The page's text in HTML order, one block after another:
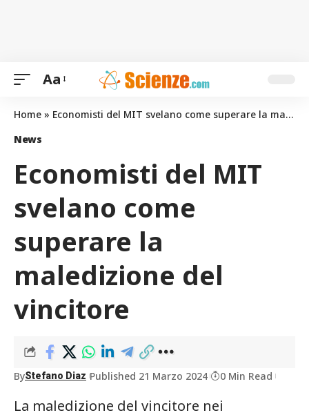
Aa
Home » Economisti del MIT svelano come superare la maledizione del vincitore
News
Economisti del MIT
svelano come
superare la
maledizione del
vincitore
ByStefano Diaz Published 21 Marzo 2024 0 Min Read
La maledizione del vincitore nei